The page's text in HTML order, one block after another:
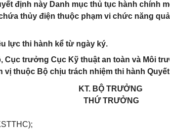
định này Danh mục thủ tục hành chính
thủy điện thuộc phạm vi chức năng
lực thi hành kể từ ngày ký.
Cục trưởng Cục Kỹ thuật an toàn và Môi
thuộc Bộ chịu trách nhiệm thi hành
KT. BỘ TRƯỞNG
THỨ TRƯỞNG